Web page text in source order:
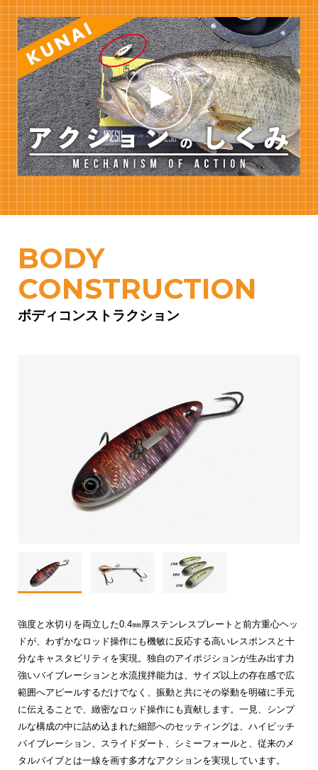
BODY
CONSTRUCTION
ボディコンストラクション
強度と水切りを両立した0.4㎜厚ステンレスプレートと前方重心ヘッ
ドが、わずかなロッド操作にも機敏に反応する高いレスポンスと十
分なキャスタビリティを実現。独自のアイポジションが生み出す力
強いバイブレーションと水流撹拌能力は、サイズ以上の存在感で広
範囲へアピールするだけでなく、振動と共にその挙動を明確に手元
に伝えることで、緻密なロッド操作にも貢献します。一見、シンプ
ルな構成の中に詰め込まれた細部へのセッティングは、ハイピッチ
バイブレーション、スライドダート、シミーフォールと、従来のメ
タルバイブとは一線を画す多才なアクションを実現しています。